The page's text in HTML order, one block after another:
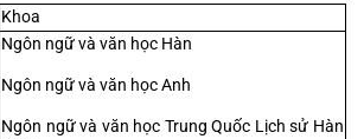
Khoa
Ngôn ngữ và văn học Hàn
Ngôn ngữ và văn học Anh
Ngôn ngữ và văn học Trung Quốc Lịch sử Hàn